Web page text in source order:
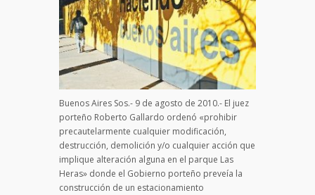
Buenos Aires Sos.- 9 de agosto de 2010.- El juez
porteño Roberto Gallardo ordenó «prohibir
precautelarmente cualquier modificación,
destrucción, demolición y/o cualquier acción que
implique alteración alguna en el parque Las
Heras» donde el Gobierno porteño preveía la
construcción de un estacionamiento